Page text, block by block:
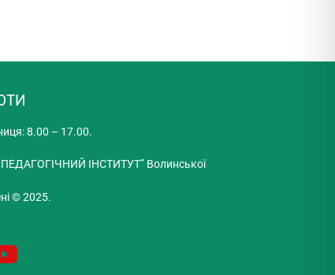
8.00 – 17.00.
ІНСТИТУТ” Волинської
© 2025.